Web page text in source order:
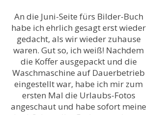
An die Juni-Seite fürs Bilder-Buch
habe ich ehrlich gesagt erst wieder
gedacht, als wir wieder zuhause
waren. Gut so, ich weiß! Nachdem
die Koffer ausgepackt und die
Waschmaschine auf Dauerbetrieb
eingestellt war, habe ich mir zum
ersten Mal die Urlaubs-Fotos
angeschaut und habe sofort meine